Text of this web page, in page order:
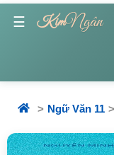
☰ KimNgân
Ngữ Văn 11